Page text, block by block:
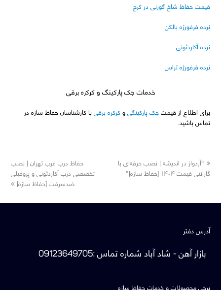
قیمت حفاظ شاخ گوزنی در کرج
نرده فرفورژه بالکن
نرده آکاردئونی
نرده فرفورژه تراس
خدمات جک پارکینگ و کرکره برقی
برای اطلاع از قیمتجک پارکینگیوکرکره برقی با کارشناسان حفاظ سازه در
تماس باشید.
previous
post:
“آردواز در اندیشه | نصب حرفه‌ای با
گارانتی قیمت ۱۴۰۴ [حفاظ سازه]”
next
post:
حفاظ درب غرب تهران | نصب
تخصصی درب آکاردئونی و پروفیلی
ضدسرقت [حفاظ سازه]
آدرس دفتر
بازار آهن - شاد آبادشماره تماس:
09123649705
برخی محصولات و خدمات حفاظ سازه